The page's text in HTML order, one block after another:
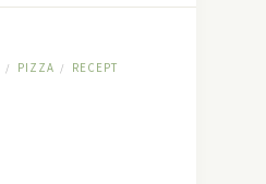
/ PIZZA / RECEPT